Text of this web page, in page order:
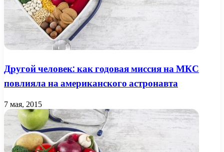
Другой человек: как годовая миссия на МКС
повлияла на американского астронавта
7 мая, 2015